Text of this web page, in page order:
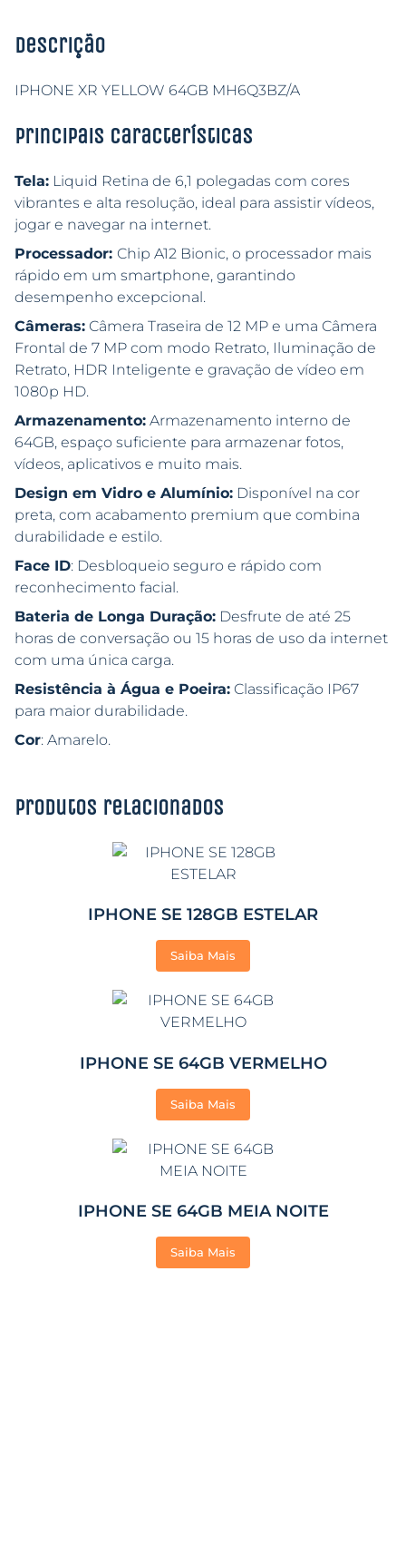
Descrição
IPHONE XR YELLOW 64GB MH6Q3BZ/A
Principais características
Tela: Liquid Retina de 6,1 polegadas com cores
vibrantes e alta resolução, ideal para assistir vídeos,
jogar e navegar na internet.
Processador: Chip A12 Bionic, o processador mais
rápido em um smartphone, garantindo
desempenho excepcional.
Câmeras: Câmera Traseira de 12 MP e uma Câmera
Frontal de 7 MP com modo Retrato, Iluminação de
Retrato, HDR Inteligente e gravação de vídeo em
1080p HD.
Armazenamento: Armazenamento interno de
64GB, espaço suficiente para armazenar fotos,
vídeos, aplicativos e muito mais.
Design em Vidro e Alumínio: Disponível na cor
preta, com acabamento premium que combina
durabilidade e estilo.
Face ID: Desbloqueio seguro e rápido com
reconhecimento facial.
Bateria de Longa Duração: Desfrute de até 25
horas de conversação ou 15 horas de uso da internet
com uma única carga.
Resistência à Água e Poeira: Classificação IP67
para maior durabilidade.
Cor: Amarelo.
Produtos relacionados
IPHONE SE 128GB ESTELAR
Saiba Mais
IPHONE SE 64GB VERMELHO
Saiba Mais
IPHONE SE 64GB MEIA NOITE
Saiba Mais